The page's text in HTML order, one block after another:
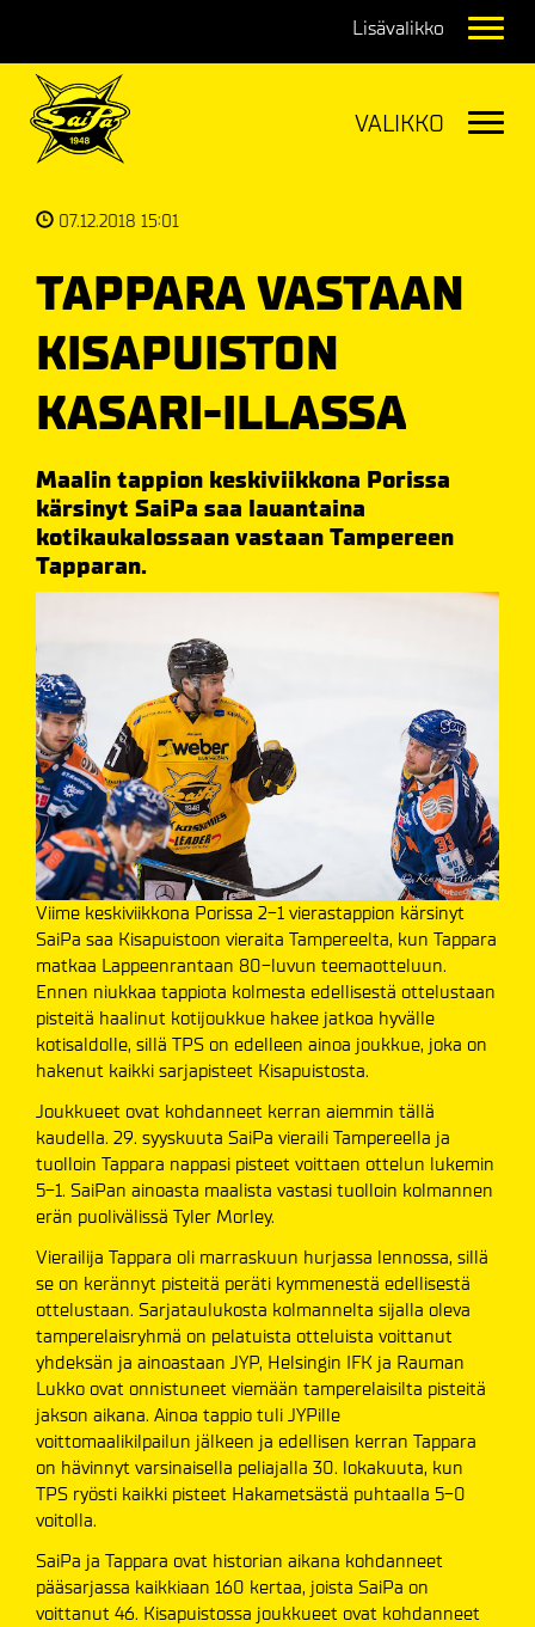
07.12.2018 15:01
TAPPARA VASTAAN
KISAPUISTON
KASARI-ILLASSA
Maalin tappion keskiviikkona Porissa
kärsinyt SaiPa saa lauantaina
kotikaukalossaan vastaan Tampereen
Tapparan.
Viime keskiviikkona Porissa 2-1 vierastappion kärsinyt
SaiPa saa Kisapuistoon vieraita Tampereelta, kun Tappara
matkaa Lappeenrantaan 80-luvun teemaotteluun.
Ennen niukkaa tappiota kolmesta edellisestä ottelustaan
pisteitä haalinut kotijoukkue hakee jatkoa hyvälle
kotisaldolle, sillä TPS on edelleen ainoa joukkue, joka on
hakenut kaikki sarjapisteet Kisapuistosta.
Joukkueet ovat kohdanneet kerran aiemmin tällä
kaudella. 29. syyskuuta SaiPa vieraili Tampereella ja
tuolloin Tappara nappasi pisteet voittaen ottelun lukemin
5-1. SaiPan ainoasta maalista vastasi tuolloin kolmannen
erän puolivälissä Tyler Morley.
Vierailija Tappara oli marraskuun hurjassa lennossa, sillä
se on kerännyt pisteitä peräti kymmenestä edellisestä
ottelustaan. Sarjataulukosta kolmannelta sijalla oleva
tamperelaisryhmä on pelatuista otteluista voittanut
yhdeksän ja ainoastaan JYP, Helsingin IFK ja Rauman
Lukko ovat onnistuneet viemään tamperelaisilta pisteitä
jakson aikana. Ainoa tappio tuli JYPille
voittomaalikilpailun jälkeen ja edellisen kerran Tappara
on hävinnyt varsinaisella peliajalla 30. lokakuuta, kun
TPS ryösti kaikki pisteet Hakametsästä puhtaalla 5-0
voitolla.
SaiPa ja Tappara ovat historian aikana kohdanneet
pääsarjassa kaikkiaan 160 kertaa, joista SaiPa on
voittanut 46. Kisapuistossa joukkueet ovat kohdanneet